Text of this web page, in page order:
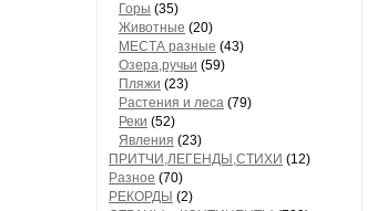
Горы (35)
Животные (20)
МЕСТА разные (43)
Озера,ручьи (59)
Пляжи (23)
Растения и леса (79)
Реки (52)
Явления (23)
ПРИТЧИ,ЛЕГЕНДЫ,СТИХИ (12)
Разное (70)
РЕКОРДЫ (2)